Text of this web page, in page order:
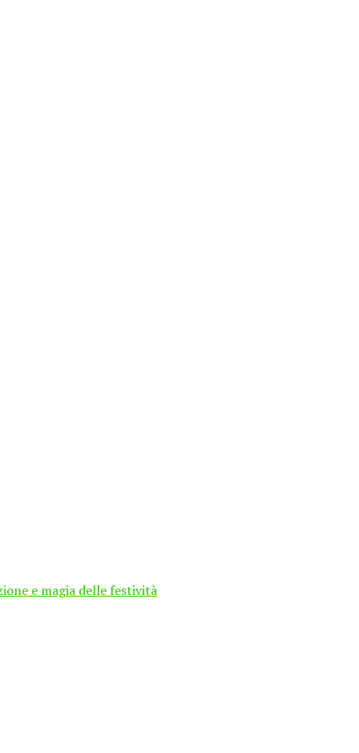
e magia delle festività